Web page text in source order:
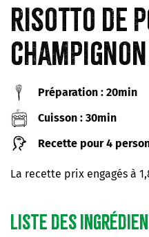
Risotto de
Préparation : 20min
Cuisson : 30min
Recette pour 4
La recette prix engagés à
Liste des